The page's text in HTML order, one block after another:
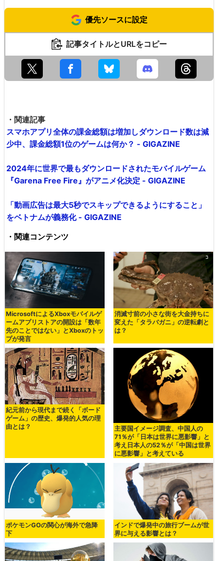
優先ソースに設定
記事タイトルとURLをコピー
・関連記事
スマホアプリ全体の課金総額は増加しダウンロード数は減
少中、課金総額1位のゲームは何か？ - GIGAZINE
2024年に世界で最もダウンロードされたモバイルゲーム
『Garena Free Fire』がアニメ化決定 - GIGAZINE
「動画広告は最大5秒でスキップできるようにすること」
をベトナムが義務化 - GIGAZINE
・関連コンテンツ
MicrosoftによるXboxモバイルゲ
ームアプリストアの開設は「数年
先のことではない」とXboxのトッ
プが発言
消滅寸前の小さな街を大金持ちに
変えた「タラバガニ」の逆転劇と
は？
紀元前から現代まで続く「ボード
ゲーム」の歴史、爆発的人気の理
由とは？
主要国イメージ調査、中国人の
71％が「日本は世界に悪影響」と
考え日本人の52％が「中国は世界
に悪影響」と考えている
ポケモンGOの関心が海外で急降
下
インドで爆発中の旅行ブームが世
界に与える影響とは？